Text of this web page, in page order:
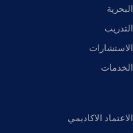
البحرية
التدريب
الاستشارات
الخدمات
الاعتماد الاكاديمي